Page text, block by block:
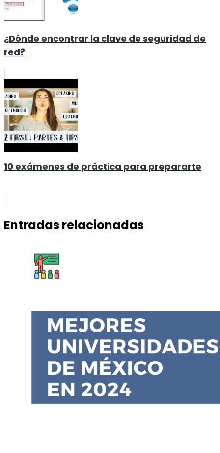
¿Dónde encontrar la clave de seguridad de
red?
10 exámenes de práctica para prepararte
Entradas relacionadas